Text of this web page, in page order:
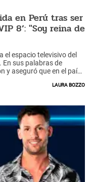
en Perú tras ser
8’: "Soy reina de
espacio televisivo del
En sus palabras de
y aseguró que en el país
Laura Bozzo